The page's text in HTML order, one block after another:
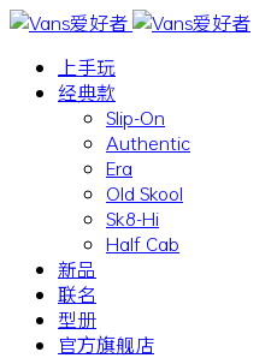
上手玩
经典款
Slip-On
Authentic
Era
Old Skool
Sk8-Hi
Half Cab
新品
联名
型册
官方旗舰店